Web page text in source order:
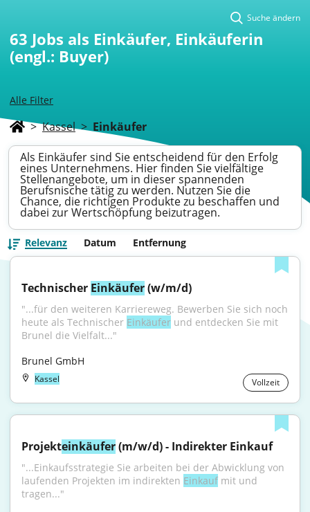
Alle Filter
Suche ändern
63 Jobs als Einkäufer, Einkäuferin
(engl.: Buyer)
> Kassel > Einkäufer
Als Einkäufer sind Sie entscheidend für den Erfolg
eines Unternehmens. Hier finden Sie vielfältige
Stellenangebote, um in dieser spannenden
Berufsnische tätig zu werden. Nutzen Sie die
Chance, die richtigen Produkte zu beschaffen und
dabei zur Wertschöpfung beizutragen.
Relevanz Datum Entfernung
Technischer Einkäufer (w/m/d)
"...für den weiteren Karriereweg. Bewerben Sie sich noch
heute als Technischer Einkäufer und entdecken Sie mit
Brunel die Vielfalt..."
Brunel GmbH
Kassel Vollzeit
Projekteinkäufer (m/w/d) - Indirekter Einkauf
"...Einkaufsstrategie Sie arbeiten bei der Abwicklung von
laufenden Projekten im indirekten Einkauf mit und
tragen..."